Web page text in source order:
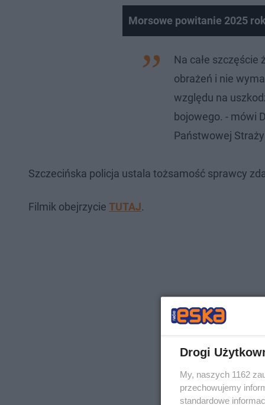
Morsowe powitanie 2025
Na całe szczęście
obrażeń i nie
względu na
bojowego. - mówi
Państwowej
Szczecińska policja ustala tożsamość sprawcy
Filmik obejrzycie TUTAJ.
Drogi
My, naszych 1162
przechowujemy
standardowe